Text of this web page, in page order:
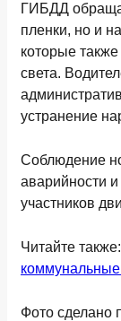
ГИБДД
пленки, но и
которые
света.
устранение
Соблюдение
аварийности
участников
Читайте также:
коммунальные
Фото сделано